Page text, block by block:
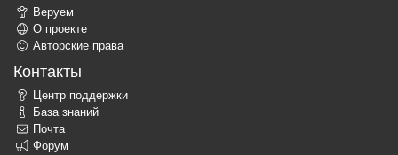
Веруем
О проекте
Авторские права
Контакты
Центр поддержки
База знаний
Почта
Форум